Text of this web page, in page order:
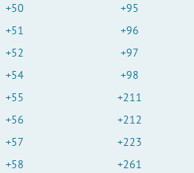
+50
+51
+52
+54
+55
+56
+57
+58
+95
+96
+97
+98
+211
+212
+223
+261